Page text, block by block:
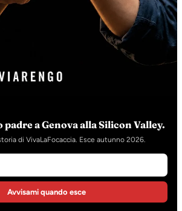
a Genova alla Silicon Valley.
di VivaLaFocaccia. Esce autunno 2026.
Avvisami quando esce